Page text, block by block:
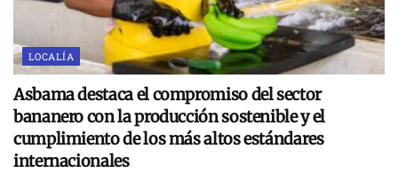
LOCALÍA
Asbama destaca el compromiso del sector
bananero con la producción sostenible y el
cumplimiento de los más altos estándares
internacionales